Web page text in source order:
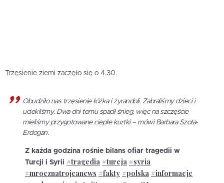
Trzęsienie ziemi zaczęło się o 4.30.
Obudziło nas trzęsienie łóżka i żyrandoli. Zabraliśmy dzieci i
uciekliśmy. Dwa dni temu spadł śnieg, więc na szczęście
mieliśmy przygotowane ciepłe kurtki – mówi Barbara Szota-
Erdogan.
Z każda godzina rośnie bilans ofiar tragedii w
Turcji i Syrii #tragedia #turcja #syria
#mrocznatrojcanews #fakty #polska #informacje